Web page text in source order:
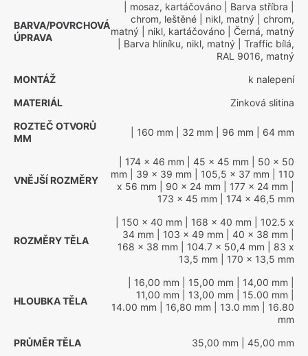
BARVA/POVRCHOVÁ
ÚPRAVA
| mosaz, kartáčováno | Barva stříbra
chrom, leštěné | nikl, matný | chrom,
matný | nikl, kartáčováno | Černá, matný
| Barva hliníku, nikl, matný | Traffic bílá,
RAL 9016, matný
MONTÁŽ
k nalepení
MATERIÁL
Zinková slitina
ROZTEČ OTVORŮ
MM
| 160 mm | 32 mm | 96 mm | 64 mm
VNĚJŠÍ ROZMĚRY
| 174 x 46 mm | 45 x 45 mm | 50 x 50
mm | 39 x 39 mm | 105,5 x 37 mm | 110
x 56 mm | 90 x 24 mm | 177 x 24 mm
173 x 45 mm | 174 x 46,5 mm
ROZMĚRY TĚLA
| 150 x 40 mm | 168 x 40 mm | 102.5 x
34 mm | 103 x 49 mm | 40 x 38 mm
168 x 38 mm | 104.7 x 50,4 mm | 83 x
13,5 mm | 170 x 13,5 mm
HLOUBKA TĚLA
| 16,00 mm | 15,00 mm | 14,00 mm
11,00 mm | 13,00 mm | 15.00 mm
14.00 mm | 16,80 mm | 13.0 mm | 16.80
mm
PRŮMĚR TĚLA
35,00 mm | 45,00 mm